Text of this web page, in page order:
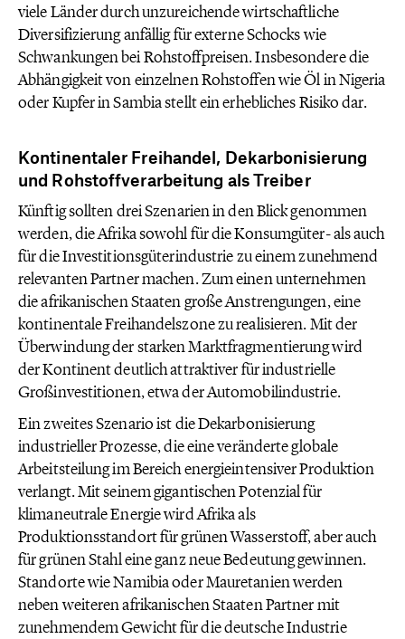
viele Länder durch unzureichende wirtschaftliche
Diversifizierung anfällig für externe Schocks wie
Schwankungen bei Rohstoffpreisen. Insbesondere die
Abhängigkeit von einzelnen Rohstoffen wie Öl in Nigeria
oder Kupfer in Sambia stellt ein erhebliches Risiko dar.
Kontinentaler Freihandel, Dekarbonisierung
und Rohstoffverarbeitung als Treiber
Künftig sollten drei Szenarien in den Blick genommen
werden, die Afrika sowohl für die Konsumgüter- als auch
für die Investitionsgüterindustrie zu einem zunehmend
relevanten Partner machen. Zum einen unternehmen
die afrikanischen Staaten große Anstrengungen, eine
kontinentale Freihandelszone zu realisieren. Mit der
Überwindung der starken Marktfragmentierung wird
der Kontinent deutlich attraktiver für industrielle
Großinvestitionen, etwa der Automobilindustrie.
Ein zweites Szenario ist die Dekarbonisierung
industrieller Prozesse, die eine veränderte globale
Arbeitsteilung im Bereich energieintensiver Produktion
verlangt. Mit seinem gigantischen Potenzial für
klimaneutrale Energie wird Afrika als
Produktionsstandort für grünen Wasserstoff, aber auch
für grünen Stahl eine ganz neue Bedeutung gewinnen.
Standorte wie Namibia oder Mauretanien werden
neben weiteren afrikanischen Staaten Partner mit
zunehmendem Gewicht für die deutsche Industrie